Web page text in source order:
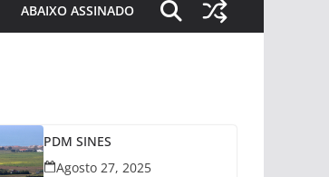
ABAIXO ASSINADO
PDM SINES
Agosto 27, 2025